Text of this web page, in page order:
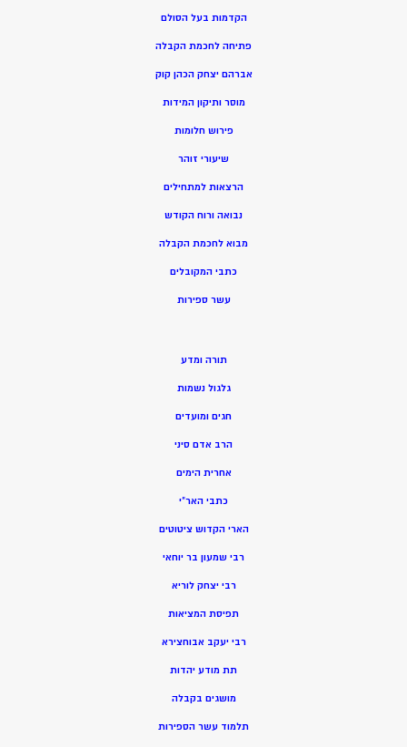
הקדמות בעל הסולם
פתיחה לחכמת הקבלה
אברהם יצחק הכהן קוק
מוסר ותיקון המידות
פירוש חלומות
שיעורי זוהר
הרצאות למתחילים
נבואה ורוח הקודש
מבוא לחכמת הקבלה
כתבי המקובלים
עשר ספירות
תורה ומדע
גלגול נשמות
חגים ומועדים
הרב אדם סיני
אחרית הימים
כתבי האר”י
הארי הקדוש ציטוטים
רבי שמעון בר יוחאי
רבי יצחק לוריא
תפיסת המציאות
רבי יעקב אבוחצירא
תת מודע יהדות
מושגים בקבלה
תלמוד עשר הספירות